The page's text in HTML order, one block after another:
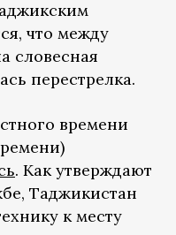
что между
словесная
перестрелка.
времени
. Как утверждают
Таджикистан
к месту